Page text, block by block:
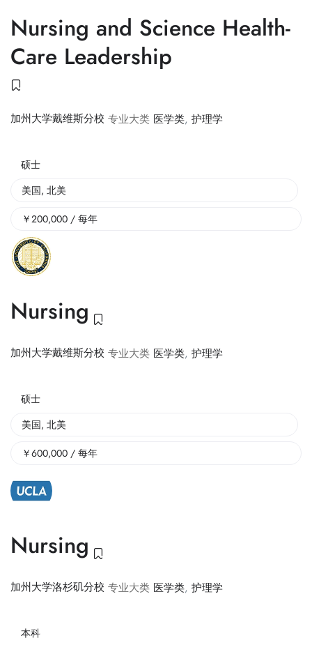
Nursing and Science Health-
Care Leadership
加州大学戴维斯分校 专业大类 医学类, 护理学
硕士
美国, 北美
￥200,000 / 每年
Nursing
加州大学戴维斯分校 专业大类 医学类, 护理学
硕士
美国, 北美
￥600,000 / 每年
Nursing
加州大学洛杉矶分校 专业大类 医学类, 护理学
本科